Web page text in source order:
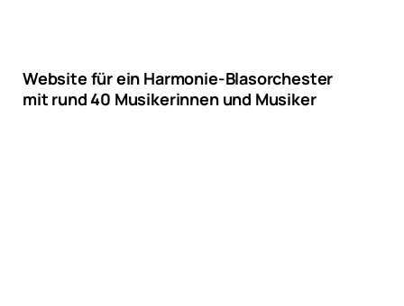
Website für ein Harmonie-Blasorchester
mit rund 40 Musikerinnen und Musiker